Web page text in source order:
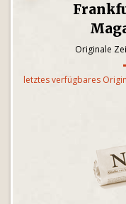
Originale
letztes verfügbares